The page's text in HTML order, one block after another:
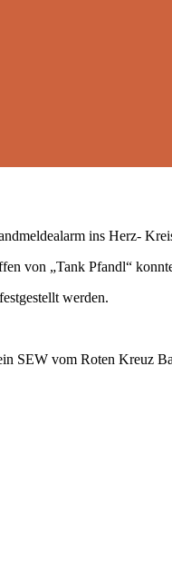
ins Herz-
von „Tank Pfandl“
werden.
SEW vom Roten Kreuz